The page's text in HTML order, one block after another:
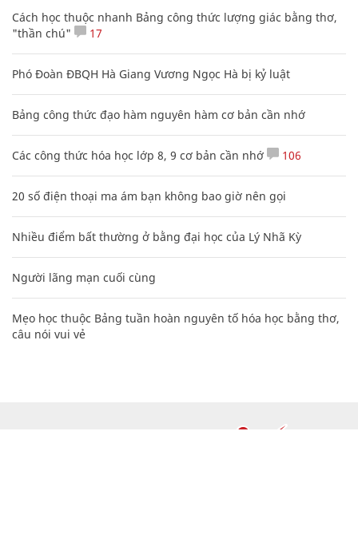
Cách học thuộc nhanh Bảng công thức lượng giác bằng thơ,
"thần chú"
17
Phó Đoàn ĐBQH Hà Giang Vương Ngọc Hà bị kỷ luật
Bảng công thức đạo hàm nguyên hàm cơ bản cần nhớ
Các công thức hóa học lớp 8, 9 cơ bản cần nhớ 106
20 số điện thoại ma ám bạn không bao giờ nên gọi
Nhiều điểm bất thường ở bằng đại học của Lý Nhã Kỳ
Người lãng mạn cuối cùng
Mẹo học thuộc Bảng tuần hoàn nguyên tố hóa học bằng thơ,
câu nói vui vẻ